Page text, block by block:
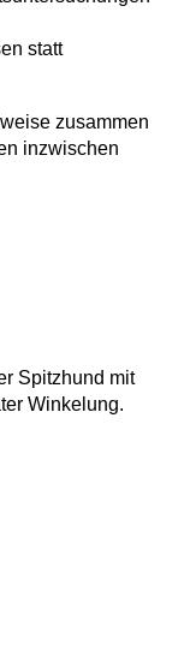
statt
zusammen
inzwischen
Spitzhund mit
Winkelung.